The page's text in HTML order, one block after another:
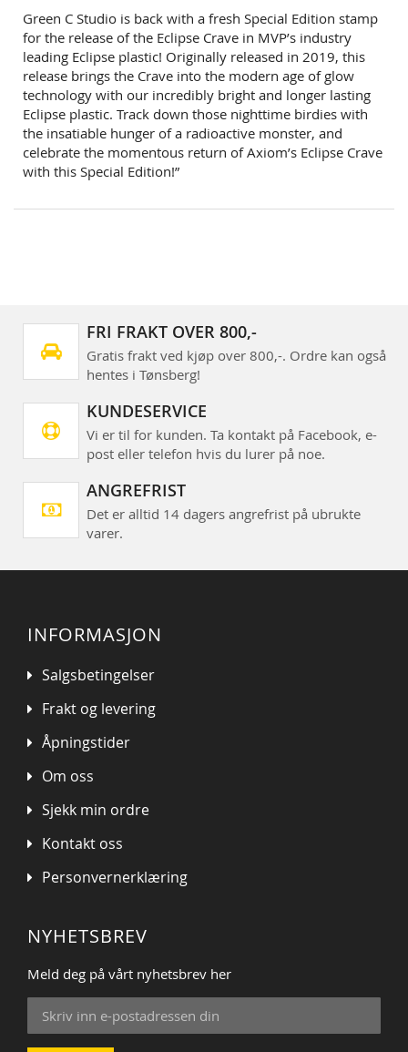
Green C Studio is back with a fresh Special Edition stamp
for the release of the Eclipse Crave in MVP’s industry
leading Eclipse plastic! Originally released in 2019, this
release brings the Crave into the modern age of glow
technology with our incredibly bright and longer lasting
Eclipse plastic. Track down those nighttime birdies with
the insatiable hunger of a radioactive monster, and
celebrate the momentous return of Axiom’s Eclipse Crave
with this Special Edition!”
FRI FRAKT OVER 800,-
Gratis frakt ved kjøp over 800,-. Ordre kan også
hentes i Tønsberg!
KUNDESERVICE
Vi er til for kunden. Ta kontakt på Facebook, e-
post eller telefon hvis du lurer på noe.
ANGREFRIST
Det er alltid 14 dagers angrefrist på ubrukte
varer.
INFORMASJON
Salgsbetingelser
Frakt og levering
Åpningstider
Om oss
Sjekk min ordre
Kontakt oss
Personvernerklæring
NYHETSBREV
Meld deg på vårt nyhetsbrev her
Sign
Up
for